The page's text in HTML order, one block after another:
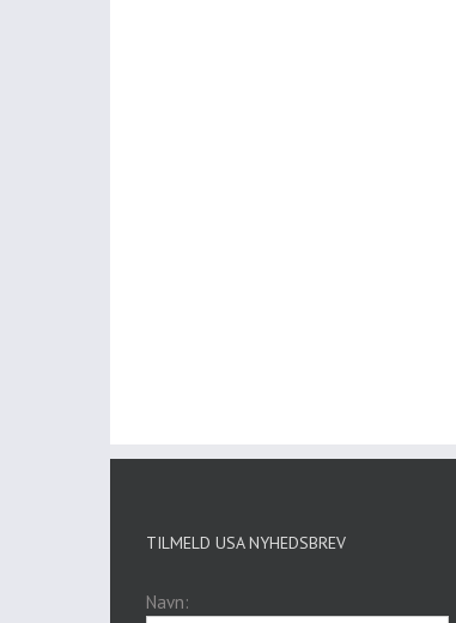
TILMELD USA NYHEDSBREV
Navn: